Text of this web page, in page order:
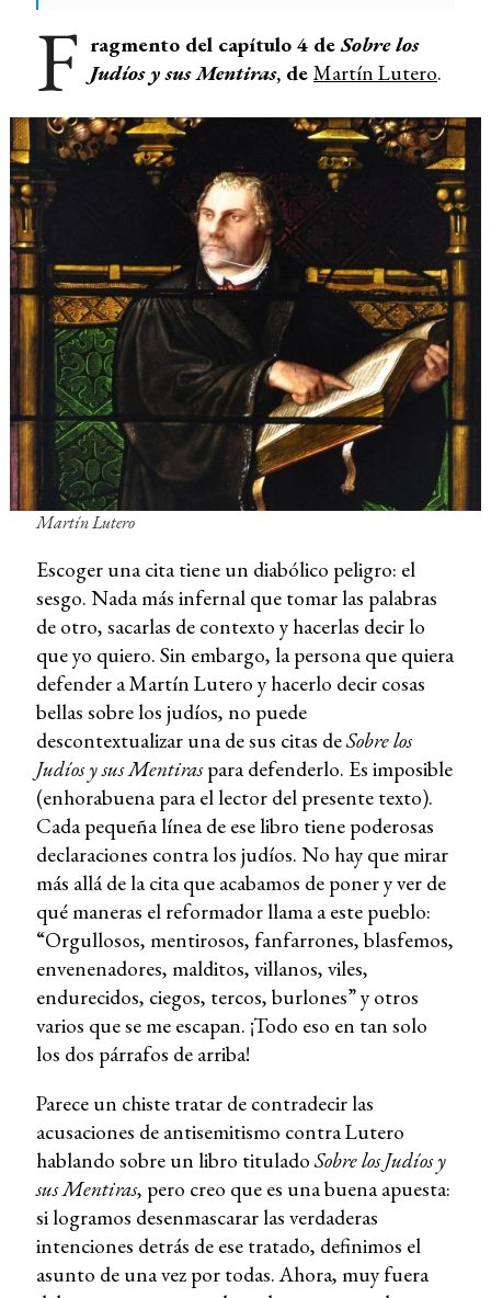
F ragmento del capítulo 4 deSobre los
Judíos y sus Mentiras, de Martín Lutero.
Martín Lutero
Escoger una cita tiene un diabólico peligro: el
sesgo. Nada más infernal que tomar las palabras
de otro, sacarlas de contexto y hacerlas decir lo
que yo quiero. Sin embargo, la persona que quiera
defender a Martín Lutero y hacerlo decir cosas
bellas sobre los judíos, no puede
descontextualizar una de sus citas deSobre los
Judíos y sus Mentiraspara defenderlo. Es imposible
(enhorabuena para el lector del presente texto).
Cada pequeña línea de ese libro tiene poderosas
declaraciones contra los judíos. No hay que mirar
más allá de la cita que acabamos de poner y ver de
qué maneras el reformador llama a este pueblo:
“Orgullosos, mentirosos, fanfarrones, blasfemos,
envenenadores, malditos, villanos, viles,
endurecidos, ciegos, tercos, burlones” y otros
varios que se me escapan. ¡Todo eso en tan solo
los dos párrafos de arriba!
Parece un chiste tratar de contradecir las
acusaciones de antisemitismo contra Lutero
hablando sobre un libro tituladoSobre los Judíos y
sus Mentiras, pero creo que es una buena apuesta:
si logramos desenmascarar las verdaderas
intenciones detrás de ese tratado, definimos el
asunto de una vez por todas. Ahora, muy fuera